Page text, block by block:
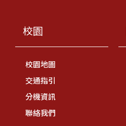
校園
校園地圖
交通指引
分機資訊
聯絡我們